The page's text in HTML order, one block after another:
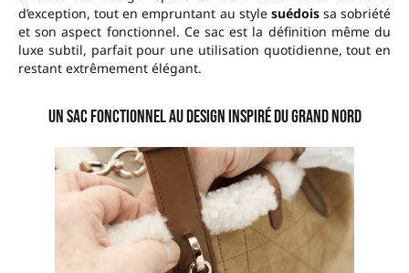
d’exception, tout en empruntant au style suédoissa sobriété
et son aspect fonctionnel. Ce sac est la définition même du
luxe subtil, parfait pour une utilisation quotidienne, tout en
restant extrêmement élégant.
Un Sac Fonctionnel au Design Inspiré du Grand Nord